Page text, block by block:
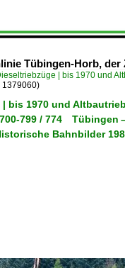
Tübingen-Horb,
| bis 1970 und
1379060)
bis 1970 und
799 / 774 Tübingen
Bahnbilder